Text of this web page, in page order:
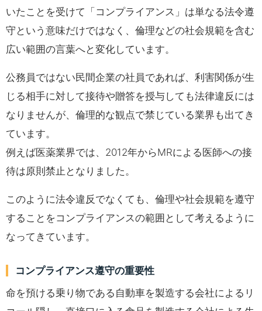
いたことを受けて「コンプライアンス」は単なる法令遵
守という意味だけではなく、倫理などの社会規範を含む
広い範囲の言葉へと変化しています。
公務員ではない民間企業の社員であれば、利害関係が生
じる相手に対して接待や贈答を授与しても法律違反には
なりませんが、倫理的な観点で禁じている業界も出てき
ています。
例えば医薬業界では、2012年からMRによる医師への接
待は原則禁止となりました。
このように法令違反でなくても、倫理や社会規範を遵守
することをコンプライアンスの範囲として考えるように
なってきています。
コンプライアンス遵守の重要性
命を預ける乗り物である自動車を製造する会社によるリ